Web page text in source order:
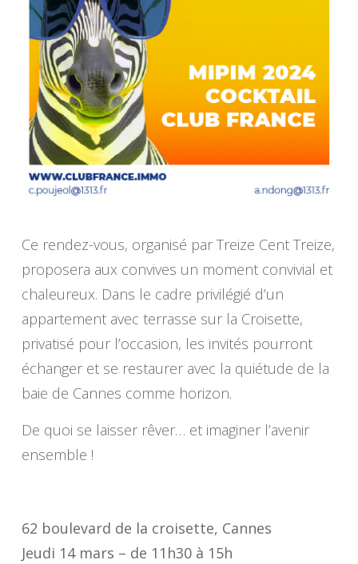
Ce rendez-vous, organisé par Treize Cent Treize,
proposera aux convives un moment convivial et
chaleureux. Dans le cadre privilégié d’un
appartement avec terrasse sur la Croisette,
privatisé pour l’occasion, les invités pourront
échanger et se restaurer avec la quiétude de la
baie de Cannes comme horizon.
De quoi se laisser rêver… et imaginer l’avenir
ensemble !
62 boulevard de la croisette, Cannes
Jeudi 14 mars – de 11h30 à 15h